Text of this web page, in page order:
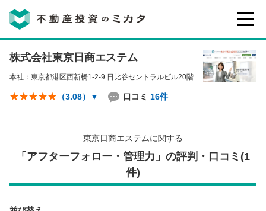
不動産投資のミカタとは
講座・セミナー
不動産投資会社の評判・口コミ
株式会社東京日商エステム
本社：東京都港区西新橋1-2-9 日比谷セントラルビル20階
（3.08） ▼ 口コミ 16件
東京日商エステムに関する
「アフターフォロー・管理力」の評判・口コミ(1
件)